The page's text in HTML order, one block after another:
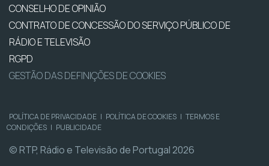
CONSELHO DE OPINIÃO
CONTRATO DE CONCESSÃO DO SERVIÇO PÚBLICO DE
RÁDIO E TELEVISÃO
RGPD
GESTÃO DAS DEFINIÇÕES DE COOKIES
POLÍTICA DE PRIVACIDADE | POLÍTICA DE COOKIES | TERMOS E
CONDIÇÕES | PUBLICIDADE
© RTP, Rádio e Televisão de Portugal 2026